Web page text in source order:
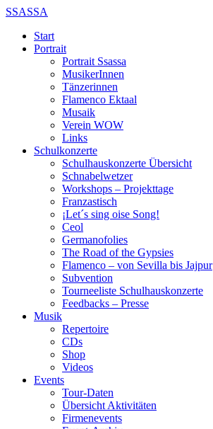
SSASSA
Start
Portrait
Portrait Ssassa
MusikerInnen
Tänzerinnen
Flamenco Ektaal
Musaik
Verein WOW
Links
Schulkonzerte
Schulhauskonzerte Übersicht
Schnabelwetzer
Workshops – Projekttage
Franzastisch
¡Let´s sing oise Song!
Ceol
Germanofolies
The Road of the Gypsies
Flamenco – von Sevilla bis Jajpur
Subvention
Tourneeliste Schulhauskonzerte
Feedbacks – Presse
Musik
Repertoire
CDs
Shop
Videos
Events
Tour-Daten
Übersicht Aktivitäten
Firmenevents